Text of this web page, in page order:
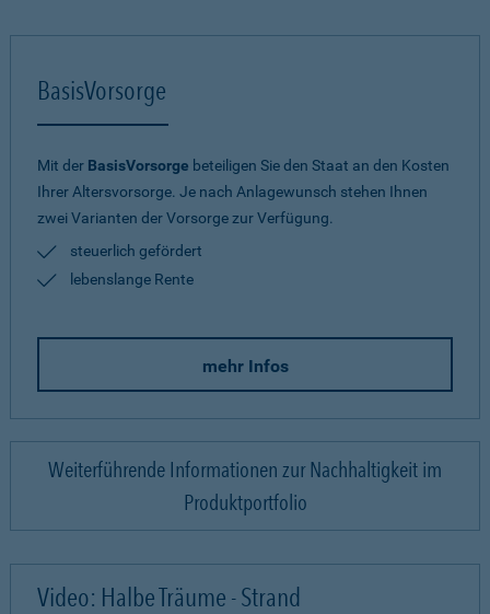
BasisVorsorge
Mit der BasisVorsorge beteiligen Sie den Staat an den Kosten
Ihrer Altersvorsorge. Je nach Anlagewunsch stehen Ihnen
zwei Varianten der Vorsorge zur Verfügung.
steuerlich gefördert
lebenslange Rente
mehr Infos
Weiterführende Informationen zur Nachhaltigkeit im
Produktportfolio
Video: Halbe Träume - Strand